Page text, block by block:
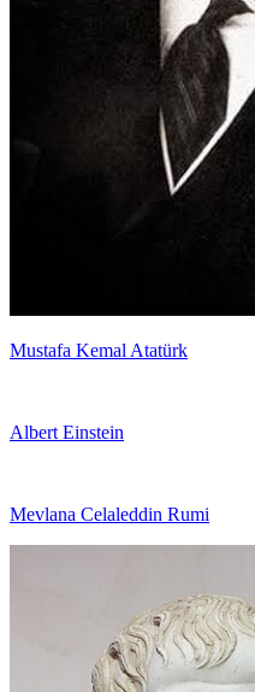
Mustafa Kemal Atatürk
Albert Einstein
Mevlana Celaleddin Rumi